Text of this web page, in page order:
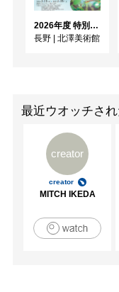
ルグ）
1980　「紙による
ブレーマーハーフェ
2026年度 特別展「ガレとドーム、アール･ヌーヴォーのガラス 水辺のやすらぎ、海の神秘」
長野 | 北澤美術館
最近ウオッチさ
creator
creator
MITCH IKEDA